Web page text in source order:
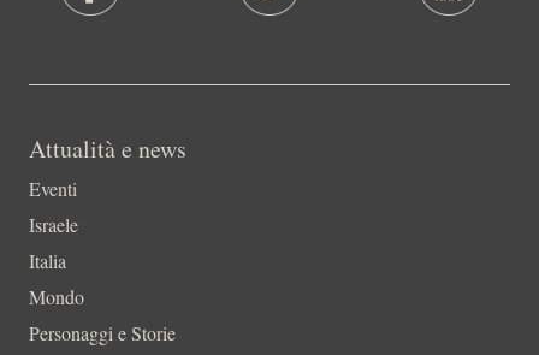
Attualità e news
Eventi
Israele
Italia
Mondo
Personaggi e Storie